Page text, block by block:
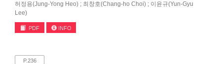
허정용(Jung-Yong Heo) ; 최창호(Chang-ho Choi) ; 이윤규(Yun-Gyu
Lee)
PDF INFO
P.236